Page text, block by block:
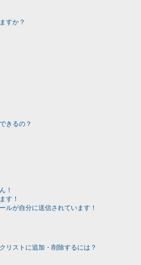
すか？
きるの？
！
す！
ルが自分に送信されています！
リストに追加・削除するには？